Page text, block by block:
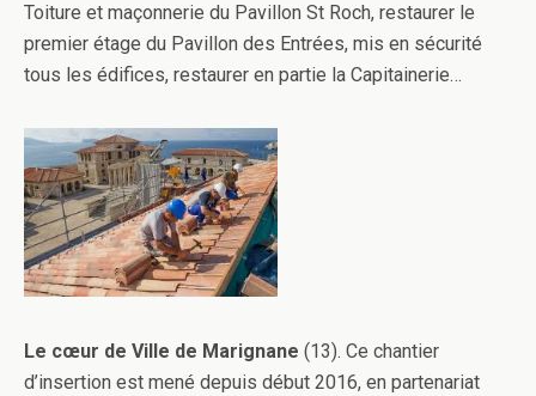
Toiture et maçonnerie du Pavillon St Roch, restaurer le
premier étage du Pavillon des Entrées, mis en sécurité
tous les édifices, restaurer en partie la Capitainerie…
Le cœur de Ville de Marignane (13). Ce chantier
d’insertion est mené depuis début 2016, en partenariat